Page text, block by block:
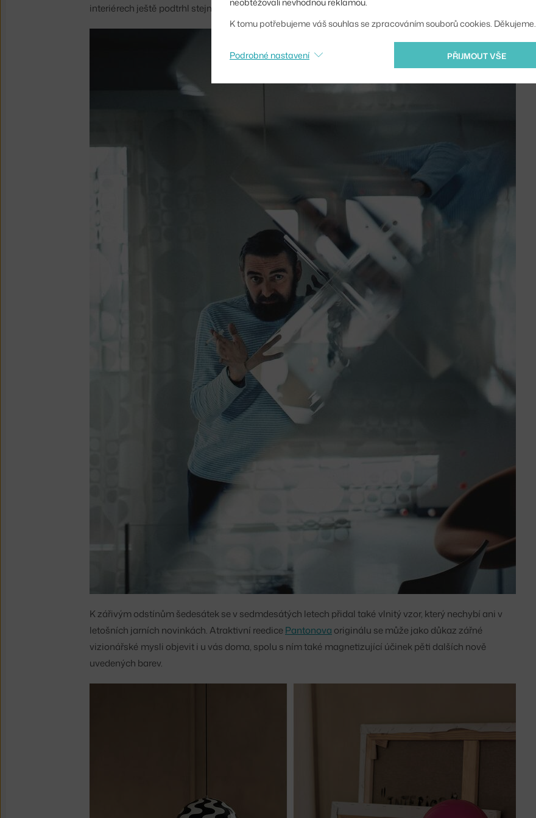
interiérech ještě podtrhl stejnobarevnými doplňky a vybavením – samozřejmě i Flowerpot.
K zářivým odstínům šedesátek se v sedmdesátých letech přidal také vlnitý vzor, který nechybí ani v
letošních jarních novinkách. Atraktivní reedicePantonova originálu se může jako důkaz zářné
vizionářské mysli objevit i u vás doma, spolu s ním také magnetizující účinek pěti dalších nově
uvedených barev.
K tomu potřebujeme váš souhlas se zpracováním souborů cookies. Děkujeme.
PŘIJMOUT VŠE
Podrobné nastavení